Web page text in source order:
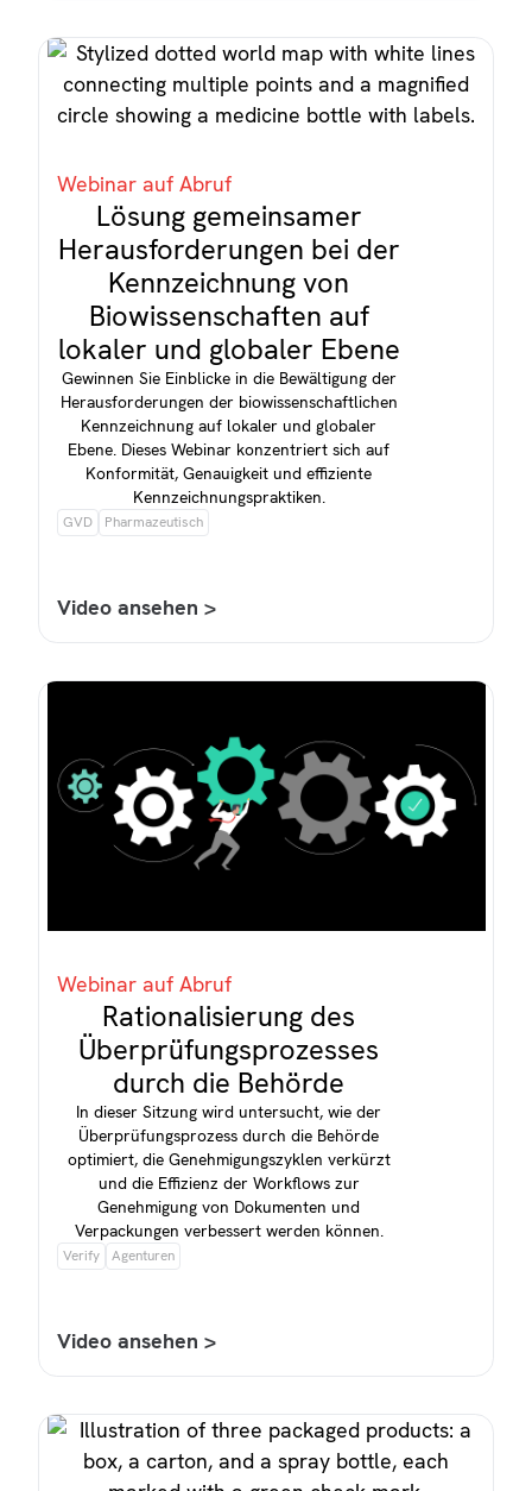
Webinar auf Abruf
Lösung gemeinsamer
Herausforderungen bei der
Kennzeichnung von
Biowissenschaften auf
lokaler und globaler Ebene
Gewinnen Sie Einblicke in die Bewältigung der
Herausforderungen der biowissenschaftlichen
Kennzeichnung auf lokaler und globaler
Ebene. Dieses Webinar konzentriert sich auf
Konformität, Genauigkeit und effiziente
Kennzeichnungspraktiken.
GVD Pharmazeutisch
Video ansehen >
Webinar auf Abruf
Rationalisierung des
Überprüfungsprozesses
durch die Behörde
In dieser Sitzung wird untersucht, wie der
Überprüfungsprozess durch die Behörde
optimiert, die Genehmigungszyklen verkürzt
und die Effizienz der Workflows zur
Genehmigung von Dokumenten und
Verpackungen verbessert werden können.
Verify Agenturen
Video ansehen >